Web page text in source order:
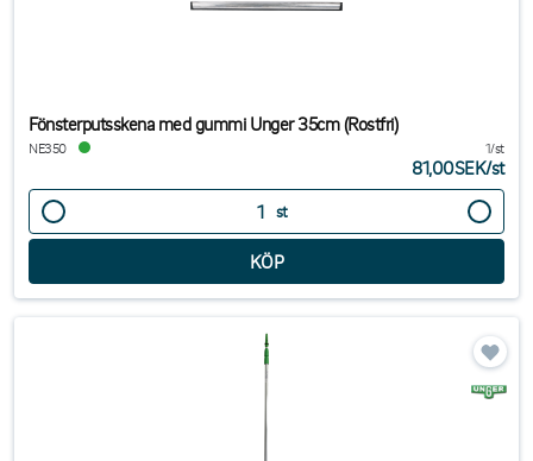
Fönsterputsskena med gummi Unger 35cm (Rostfri)
NE350 1/st
81,00SEK/st
st